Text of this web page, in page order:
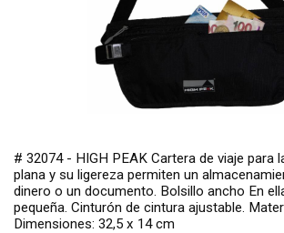
# 32074 - HIGH PEAK Cartera de viaje para
plana y su ligereza permiten un
dinero o un documento. Bolsillo ancho En
pequeña. Cinturón de cintura ajustable.
Dimensiones: 32,5 x 14 cm